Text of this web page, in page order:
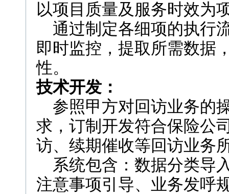
以项目质量及服务时效为
通过制定各细项的执行
即时监控，提取所需数据
性。
技术开发：
参照甲方对回访业务的
求，订制开发符合保险公
访、续期催收等回访业务
系统包含：数据分类导
注意事项引导、业务发呼